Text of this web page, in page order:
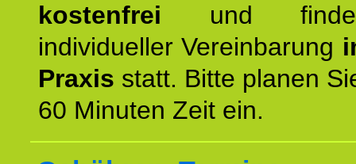
kostenfrei und
individueller Vereinbarung
Praxis statt. Bitte planen
60 Minuten Zeit ein.